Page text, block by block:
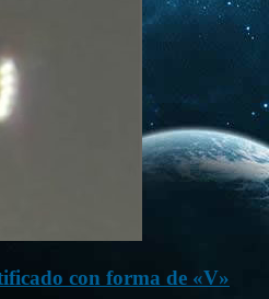
con forma de «V»